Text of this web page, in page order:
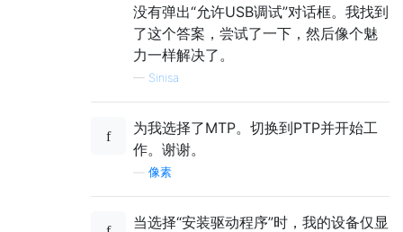
没有弹出“允许USB调试”对话框。我找到
了这个答案，尝试了一下，然后像个魅
力一样解决了。
— Sinisa
为我选择了MTP。切换到PTP并开始工
作。谢谢。
像素
当选择“安装驱动程序”时，我的设备仅显